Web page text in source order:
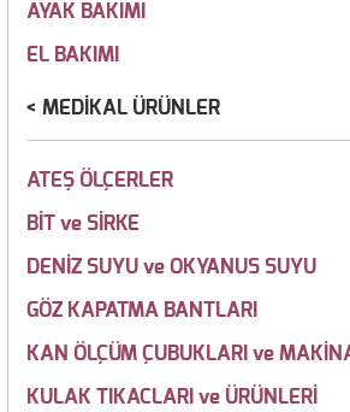
AYAK BAKIMI
EL BAKIMI
MEDİKAL ÜRÜNLER
ATEŞ ÖLÇERLER
BİT ve SİRKE
DENİZ SUYU ve OKYANUS SUYU
GÖZ KAPATMA BANTLARI
KAN ÖLÇÜM ÇUBUKLARI ve
KULAK TIKACLARI ve ÜRÜNLERİ